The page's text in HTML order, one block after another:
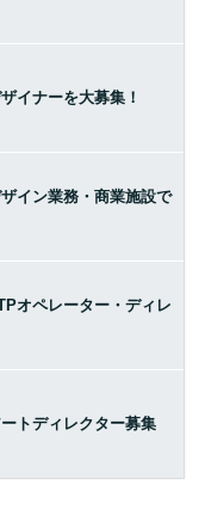
イナーを大募集！
イン業務・商業施設で
オペレーター・ディレ
トディレクター募集